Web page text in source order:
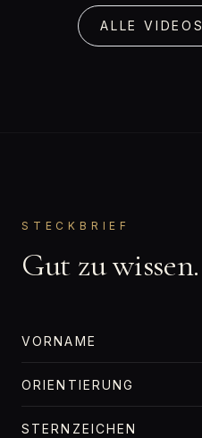
ALLE
STECKBRIEF
Gut zu wissen.
VORNAME
ORIENTIERUNG
STERNZEICHEN